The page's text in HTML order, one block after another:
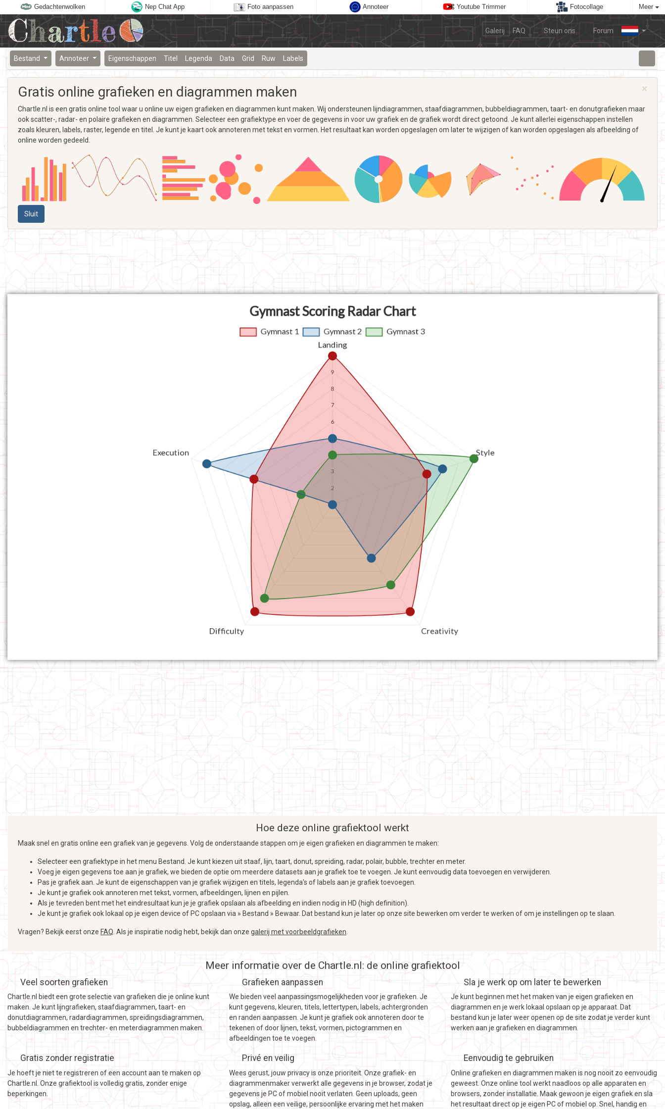
Gedachtenwolken Nep Chat App Foto aanpassen Annoteer Youtube Trimmer Fotocollage Meer
Galerij FAQ Steun ons Forum
Bestand Annoteer Eigenschappen Titel Legenda Data Grid Ruw Labels
×
Gratis online grafieken en diagrammen maken
Chartle.nl is een gratis online tool waar u online uw eigen grafieken en diagrammen kunt maken. Wij ondersteunen lijndiagrammen, staafdiagrammen, bubbeldiagrammen, taart- en donutgrafieken maar
ook scatter-, radar- en polaire grafieken en diagrammen. Selecteer een grafiektype en voer de gegevens in voor uw grafiek en de grafiek wordt direct getoond. Je kunt allerlei eigenschappen instellen
zoals kleuren, labels, raster, legende en titel. Je kunt je kaart ook annoteren met tekst en vormen. Het resultaat kan worden opgeslagen om later te wijzigen of kan worden opgeslagen als afbeelding of
online worden gedeeld.
Sluit
Hoe deze online grafiektool werkt
Maak snel en gratis online een grafiek van je gegevens. Volg de onderstaande stappen om je eigen grafieken en diagrammen te maken:
Selecteer een grafiektype in het menu Bestand. Je kunt kiezen uit staaf, lijn, taart, donut, spreiding, radar, polair, bubble, trechter en meter.
Voeg je eigen gegevens toe aan je grafiek, we bieden de optie om meerdere datasets aan je grafiek toe te voegen. Je kunt eenvoudig data toevoegen en verwijderen.
Pas je grafiek aan. Je kunt de eigenschappen van je grafiek wijzigen en titels, legenda's of labels aan je grafiek toevoegen.
Je kunt je grafiek ook annoteren met tekst, vormen, afbeeldingen, lijnen en pijlen.
Als je tevreden bent met het eindresultaat kun je je grafiek opslaan als afbeelding en indien nodig in HD (high definition).
Je kunt je grafiek ook lokaal op je eigen device of PC opslaan via » Bestand » Bewaar. Dat bestand kun je later op onze site bewerken om verder te werken of om je instellingen op te slaan.
Vragen? Bekijk eerst onze FAQ. Als je inspiratie nodig hebt, bekijk dan onze galerij met voorbeeldgrafieken.
Meer informatie over de Chartle.nl: de online grafiektool
Veel soorten grafieken
Chartle.nl biedt een grote selectie van grafieken die je online kunt
maken. Je kunt lijngrafieken, staafdiagrammen, taart- en
donutdiagrammen, radardiagrammen, spreidingsdiagrammen,
bubbeldiagrammen en trechter- en meterdiagrammen maken.
Grafieken aanpassen
We bieden veel aanpassingsmogelijkheden voor je grafieken. Je
kunt gegevens, kleuren, titels, lettertypen, labels, achtergronden
en randen aanpassen. Je kunt je grafiek ook annoteren door te
tekenen of door lijnen, tekst, vormen, pictogrammen en
afbeeldingen toe te voegen.
Sla je werk op om later te bewerken
Je kunt beginnen met het maken van je eigen grafieken en
diagrammen en je werk lokaal opslaan op je apparaat. Dat
bestand kun je later weer openen op de site zodat je verder kunt
werken aan je grafieken en diagrammen.
Gratis zonder registratie
Je hoeft je niet te registreren of een account aan te maken op
Chartle.nl. Onze grafiektool is volledig gratis, zonder enige
beperkingen.
Privé en veilig
Wees gerust, jouw privacy is onze prioriteit. Onze grafiek- en
diagrammenmaker verwerkt alle gegevens in je browser, zodat je
gegevens je PC of mobiel nooit verlaten. Geen uploads, geen
opslag, alleen een veilige, persoonlijke ervaring met het maken
Eenvoudig te gebruiken
Online grafieken en diagrammen maken is nog nooit zo eenvoudig
geweest. Onze online tool werkt naadloos op alle apparaten en
browsers, zonder installatie. Maak gewoon je eigen grafiek en sla
het resultaat direct op je eigen PC of mobiel op. Snel, handig en